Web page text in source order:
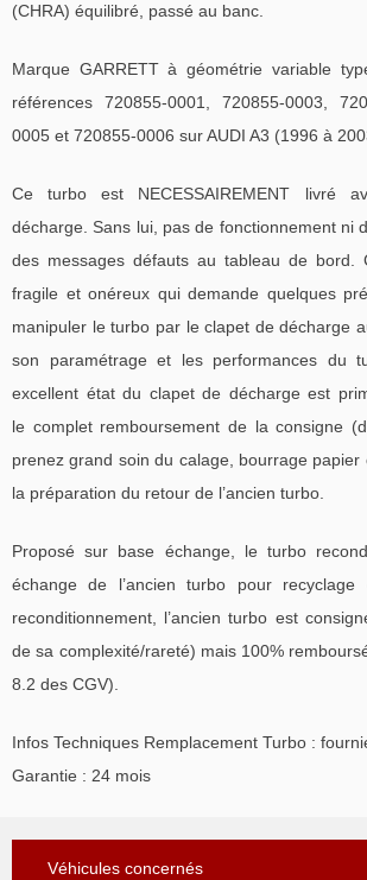
(CHRA) équilibré, passé au banc.
Marque GARRETT à géométrie variable
références 720855-0001, 720855-0003,
0005 et 720855-0006 sur AUDI A3 (1996 à
Ce turbo est NECESSAIREMENT livré
décharge. Sans lui, pas de fonctionnement ni
des messages défauts au tableau de bord.
fragile et onéreux qui demande quelques
manipuler le turbo par le clapet de décharge
son paramétrage et les performances du
excellent état du clapet de décharge est
le complet remboursement de la consigne
prenez grand soin du calage, bourrage papier
la préparation du retour de l’ancien turbo.
Proposé sur base échange, le turbo
échange de l’ancien turbo pour
reconditionnement, l’ancien turbo est
de sa complexité/rareté) mais 100%
8.2 des CGV).
Infos Techniques Remplacement Turbo :
Garantie : 24 mois
Véhicules concernés